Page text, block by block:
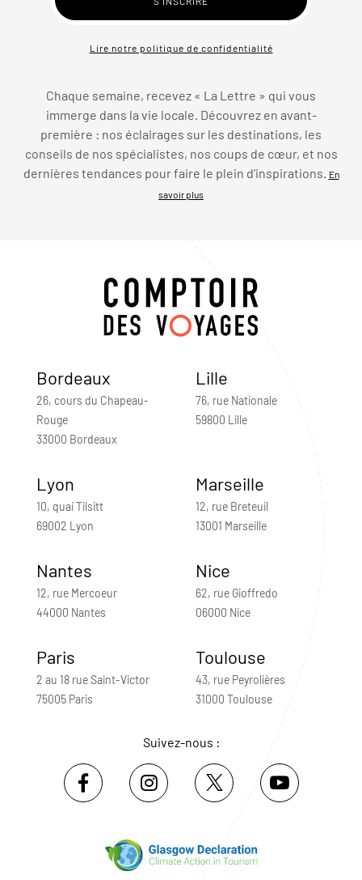
Lire notre politique de confidentialité
Chaque semaine, recevez « La Lettre » qui vous
immerge dans la vie locale. Découvrez en avant-
première : nos éclairages sur les destinations, les
conseils de nos spécialistes, nos coups de cœur, et nos
dernières tendances pour faire le plein d’inspirations. En
savoir plus
Bordeaux
26, cours du Chapeau-
Rouge
33000 Bordeaux
Lille
76, rue Nationale
59800 Lille
Lyon
10, quai Tilsitt
69002 Lyon
Marseille
12, rue Breteuil
13001 Marseille
Nantes
12, rue Mercoeur
44000 Nantes
Nice
62, rue Gioffredo
06000 Nice
Paris
2 au 18 rue Saint-Victor
75005 Paris
Toulouse
43, rue Peyrolières
31000 Toulouse
Suivez-nous :